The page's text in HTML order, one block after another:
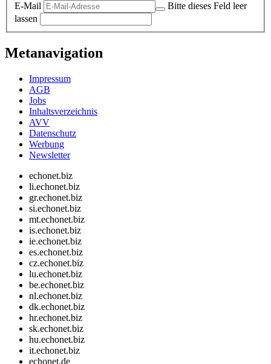
E-Mail
Bitte dieses Feld leer
lassen
Metanavigation
Impressum
AGB
Jobs
Inhaltsverzeichnis
AVV
Datenschutz
Werbung
Newsletter
echonet.biz
li.echonet.biz
gr.echonet.biz
si.echonet.biz
mt.echonet.biz
is.echonet.biz
ie.echonet.biz
es.echonet.biz
cz.echonet.biz
lu.echonet.biz
be.echonet.biz
nl.echonet.biz
dk.echonet.biz
hr.echonet.biz
sk.echonet.biz
hu.echonet.biz
it.echonet.biz
echonet.de